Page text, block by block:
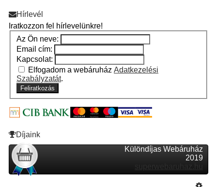
Hírlevél
Iratkozzon fel hírlevelünkre!
Az Ön neve:
Email cím:
Kapcsolat:
Elfogadom a webáruház Adatkezelési
Szabályzatát.
Feliratkozás
Díjaink
Különdíjas Webáruház
2019